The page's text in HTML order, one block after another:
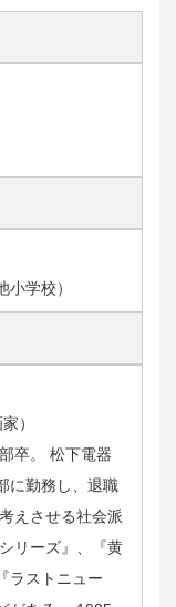
学校）
）
卒。 松下電器
に勤務し、退職
えさせる社会派
リーズ』、『黄
ラストニュー